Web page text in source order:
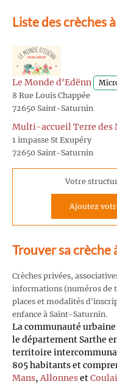
Liste des crèches
Le Monde d'Edënn
8 Rue Louis Chappée
72650 Saint-Saturnin
Multi-accueil Terre des
1 impasse St Exupéry
72650 Saint-Saturnin
Votre
Ajoutez
Trouver sa crèche
Crèches privées,
informations (numéros de
places et modalités
enfance à Saint-Saturnin.
La communauté
le département Sarthe
territoire
805 habitants et
Mans,Allonneset